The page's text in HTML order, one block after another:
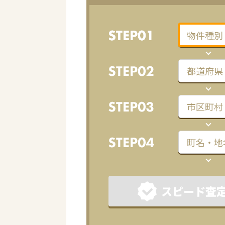
スピード査